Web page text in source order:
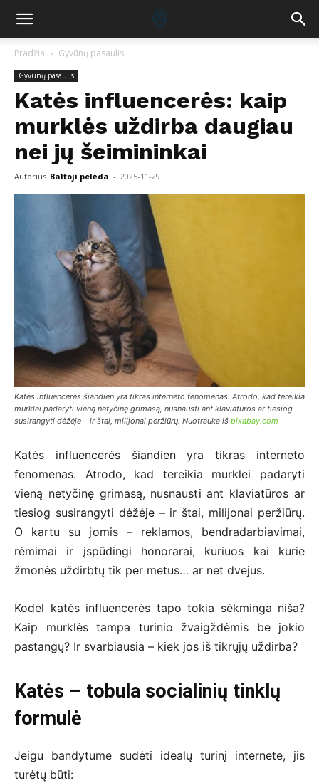
Pradžia Gyvūnų pasaulis
Gyvūnų pasaulis
Katės influencerės: kaip
murklės uždirba daugiau
nei jų šeimininkai
Autorius Baltoji pelėda - 2025-11-29
Katės influencerės šiandien yra tikras interneto fenomenas. Atrodo, kad tereikia
murklei padaryti vieną netyčinę grimasą, nusnausti ant klaviatūros ar tiesiog
susirangyti dėžėje – ir štai, milijonai peržiūrų. Nuotrauka iš pixabay.com
Katės influencerės šiandien yra tikras interneto
fenomenas. Atrodo, kad tereikia murklei padaryti
vieną netyčinę grimasą, nusnausti ant klaviatūros ar
tiesiog susirangyti dėžėje – ir štai, milijonai peržiūrų.
O kartu su jomis – reklamos, bendradarbiavimai,
rėmimai ir įspūdingi honorarai, kuriuos kai kurie
žmonės uždirbtų tik per metus… ar net dvejus.
Kodėl katės influencerės tapo tokia sėkminga niša?
Kaip murklės tampa turinio žvaigždėmis be jokio
pastangų? Ir svarbiausia – kiek jos iš tikrųjų uždirba?
Katės – tobula socialinių tinklų
formulė
Jeigu bandytume sudėti idealų turinį internete, jis
turėtų būti: